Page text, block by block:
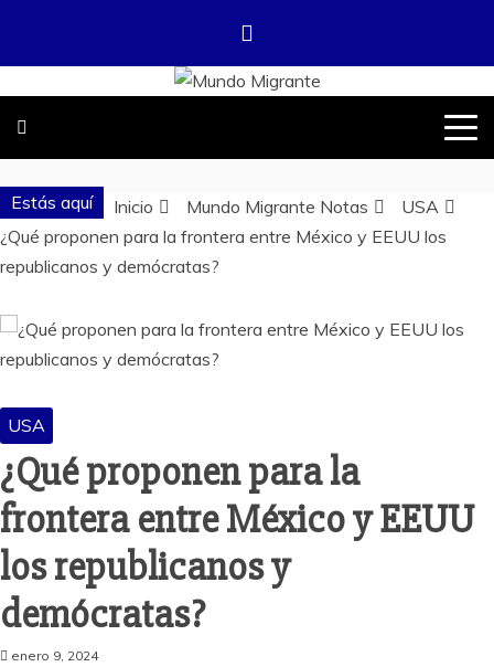
contenido
MUNDO
MIGRANTE
DONDE TODOS SOMOS MIGRANTES
Estás aquí Inicio Mundo Migrante Notas
USA
¿Qué proponen para la frontera entre México y EEUU los
republicanos y demócratas?
USA
¿Qué proponen para la
frontera entre México y EEUU
los republicanos y
demócratas?
enero 9, 2024